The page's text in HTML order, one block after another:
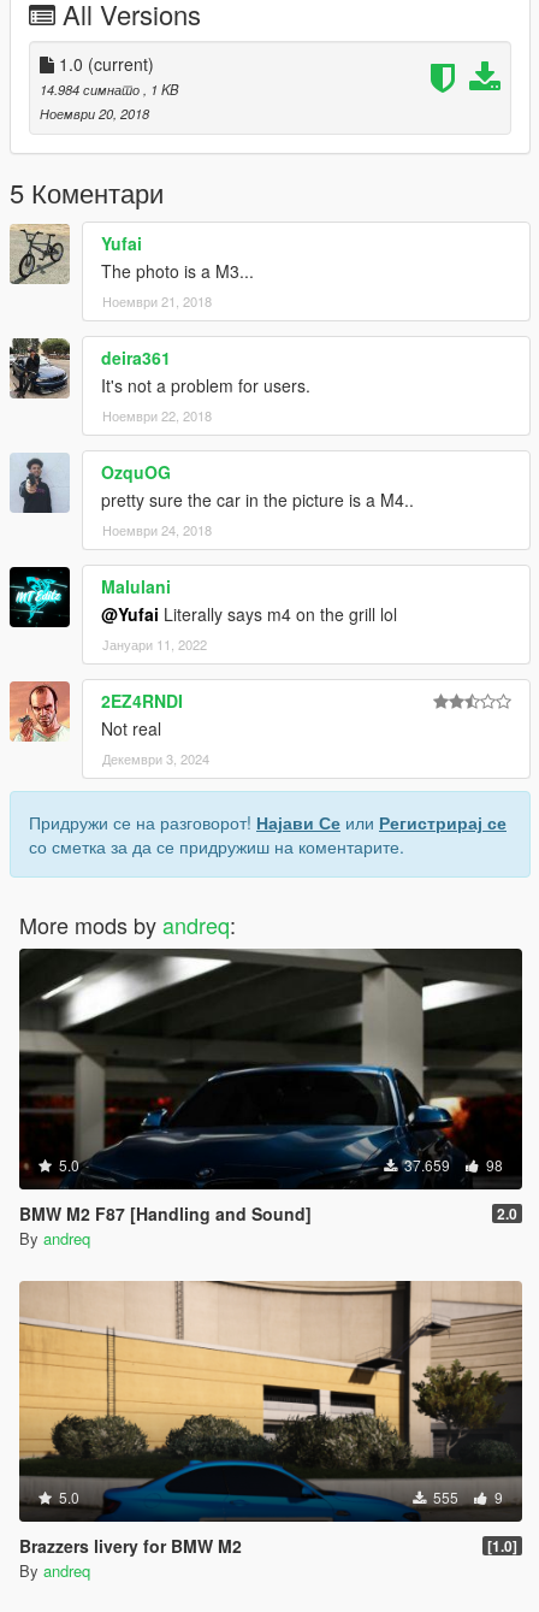
All Versions
1.0 (current)
14.984 симнато
, 1 KB
Ноември 20, 2018
5 Коментари
Yufai
The photo is a M3...
Ноември 21, 2018
deira361
It's not a problem for users.
Ноември 22, 2018
OzquOG
pretty sure the car in the picture is a M4..
Ноември 24, 2018
Malulani
@Yufai Literally says m4 on the grill lol
Јануари 11, 2022
2EZ4RNDI
Not real
Декември 3, 2024
Придружи се на разговорот! Најави Се или Регистрирај се
со сметка за да се придружиш на коментарите.
More mods byandreq:
5.0 37.659 98
BMW M2 F87 [Handling and Sound] 2.0
By andreq
5.0 555 9
Brazzers livery for BMW M2 [1.0]
By andreq